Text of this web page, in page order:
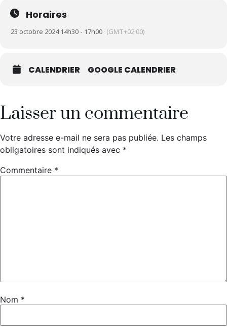
Horaires
23 octobre 2024 14h30 - 17h00 (GMT+02:00)
CALENDRIER GOOGLE CALENDRIER
Laisser un commentaire
Votre adresse e-mail ne sera pas publiée. Les champs
obligatoires sont indiqués avec *
Commentaire *
Nom *